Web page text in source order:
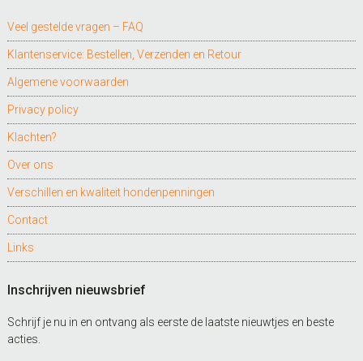
Veel gestelde vragen – FAQ
Klantenservice: Bestellen, Verzenden en Retour
Algemene voorwaarden
Privacy policy
Klachten?
Over ons
Verschillen en kwaliteit hondenpenningen
Contact
Links
Inschrijven nieuwsbrief
Schrijf je nu in en ontvang als eerste de laatste nieuwtjes en beste
acties.